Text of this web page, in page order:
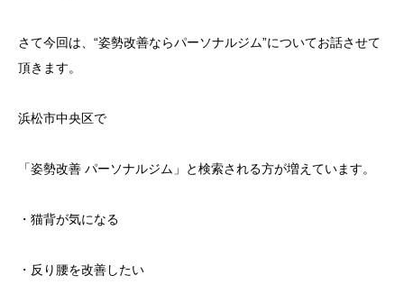
さて今回は、“姿勢改善ならパーソナルジム”についてお話させて
頂きます。
浜松市中央区で
「姿勢改善 パーソナルジム」と検索される方が増えています。
・猫背が気になる
・反り腰を改善したい